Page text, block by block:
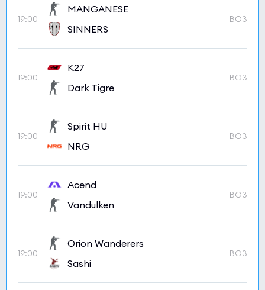
19:00
MANGANESE
SINNERS
BO3
19:00
K27
Dark Tigre
BO3
19:00
Spirit HU
NRG
BO3
19:00
Acend
Vandulken
BO3
19:00
Orion Wanderers
Sashi
BO3